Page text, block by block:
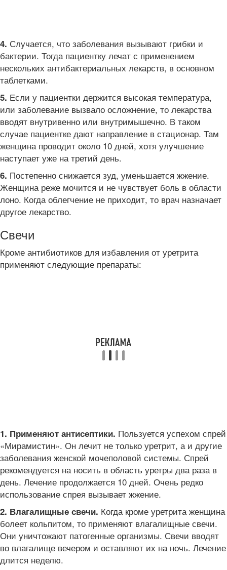
4. Случается, что заболевания вызывают грибки и
бактерии. Тогда пациентку лечат с применением
нескольких антибактериальных лекарств, в основном
таблетками.
5. Если у пациентки держится высокая температура,
или заболевание вызвало осложнение, то лекарства
вводят внутривенно или внутримышечно. В таком
случае пациентке дают направление в стационар. Там
женщина проводит около 10 дней, хотя улучшение
наступает уже на третий день.
6. Постепенно снижается зуд, уменьшается жжение.
Женщина реже мочится и не чувствует боль в области
лоно. Когда облегчение не приходит, то врач назначает
другое лекарство.
Свечи
Кроме антибиотиков для избавления от уретрита
применяют следующие препараты:
1. Применяют антисептики. Пользуется успехом спрей
«Мирамистин». Он лечит не только уретрит, а и другие
заболевания женской мочеполовой системы. Спрей
рекомендуется на носить в область уретры два раза в
день. Лечение продолжается 10 дней. Очень редко
использование спрея вызывает жжение.
2. Влагалищные свечи. Когда кроме уретрита женщина
болеет кольпитом, то применяют влагалищные свечи.
Они уничтожают патогенные организмы. Свечи вводят
во влагалище вечером и оставляют их на ночь. Лечение
длится неделю.